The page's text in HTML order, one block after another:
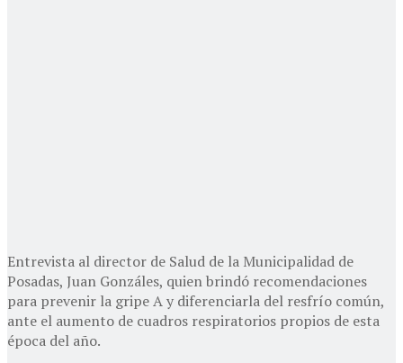
Entrevista al director de Salud de la Municipalidad de
Posadas, Juan Gonzáles, quien brindó recomendaciones
para prevenir la gripe A y diferenciarla del resfrío común,
ante el aumento de cuadros respiratorios propios de esta
época del año.